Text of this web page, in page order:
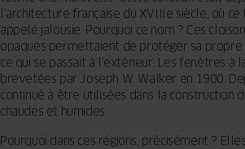
l’architecture française du XVIIIe siècle, où
appelé jalousie. Pourquoi ce nom ? Ces
opaques permettaient de protéger sa propre
ce qui se passait à l’extérieur. Les fenêtres à
brevetées par Joseph W. Walker en 1900.
continué à être utilisées dans la construction
chaudes et humides.
Pourquoi dans ces régions, précisément ?